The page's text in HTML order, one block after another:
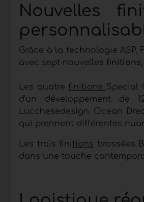
Nouvelles
Grâce à la technologie
avec sept nouvelles finitions,
Les quatre finitions Special
d'un développement de
Lucchesedesign. Ocean
qui prennent différentes
Les trois finitions brossées
dans une touche